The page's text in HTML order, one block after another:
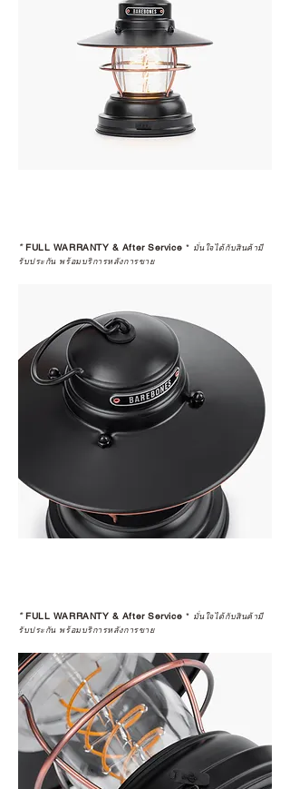
*FULL WARRANTY & After Service * มั่นใจได้กับสินค้ามี
รับประกัน พร้อมบริการหลังการขาย
*FULL WARRANTY & After Service * มั่นใจได้กับสินค้ามี
รับประกัน พร้อมบริการหลังการขาย